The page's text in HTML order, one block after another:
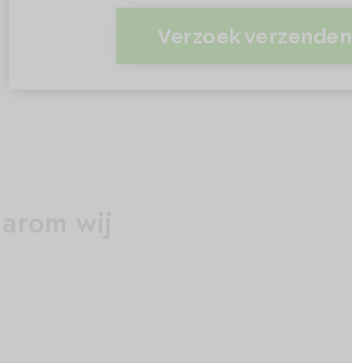
Verzoek verzenden